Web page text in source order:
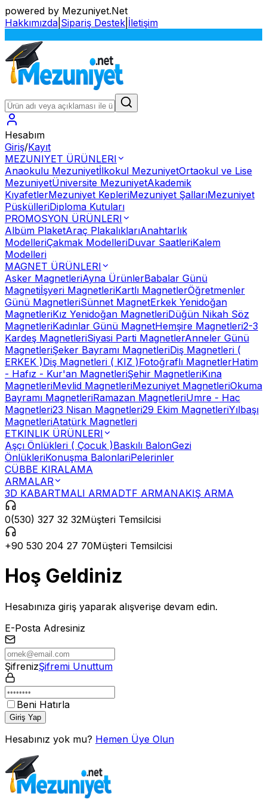
powered by Mezuniyet.Net
Hakkımızda Sipariş Destek İletişim
Hesabım
Giriş/Kayıt
MEZUNIYET ÜRÜNLERI
Anaokulu Mezuniyetİlkokul MezuniyetOrtaokul ve Lise
MezuniyetÜniversite MezuniyetAkademik
KıyafetlerMezuniyet KepleriMezuniyet ŞallarıMezuniyet
PüskülleriDiploma Kutuları
PROMOSYON ÜRÜNLERI
Albüm PlaketAraç PlakalıklarıAnahtarlık
ModelleriÇakmak ModelleriDuvar SaatleriKalem
Modelleri
MAGNET ÜRÜNLERI
Asker MagnetleriAyna ÜrünlerBabalar Günü
Magnetiİşyeri MagnetleriKartlı MagnetlerÖğretmenler
Günü MagnetleriSünnet MagnetErkek Yenidoğan
MagnetleriKız Yenidoğan MagnetleriDüğün Nikah Söz
MagnetleriKadınlar Günü MagnetHemşire Magnetleri2-3
Kardeş MagnetleriSiyasi Parti MagnetlerAnneler Günü
MagnetleriŞeker Bayramı MagnetleriDiş Magnetleri (
ERKEK )Diş Magnetleri ( KIZ )Fotoğraflı MagnetlerHatim
- Hafız - Kur'an MagnetleriŞehir MagnetleriKına
MagnetleriMevlid MagnetleriMezuniyet MagnetleriOkuma
Bayramı MagnetleriRamazan MagnetleriUmre - Hac
Magnetleri23 Nisan Magnetleri29 Ekim MagnetleriYılbaşı
MagnetleriAtatürk Magnetleri
ETKINLIK ÜRÜNLERI
Aşçı Önlükleri ( Çocuk )Baskılı BalonGezi
ÖnlükleriKonuşma BalonlariPelerinler
CÜBBE KIRALAMA
ARMALAR
3D KABARTMALI ARMADTF ARMANAKIŞ ARMA
0(530) 327 32 32Müşteri Temsilcisi
+90 530 204 27 70Müşteri Temsilcisi
Hoş Geldiniz
Hesabınıza giriş yaparak alışverişe devam edin.
E-Posta Adresiniz
ŞifrenizŞifremi Unuttum
Beni Hatırla
Giriş Yap
Hesabınız yok mu? Hemen Üye Olun